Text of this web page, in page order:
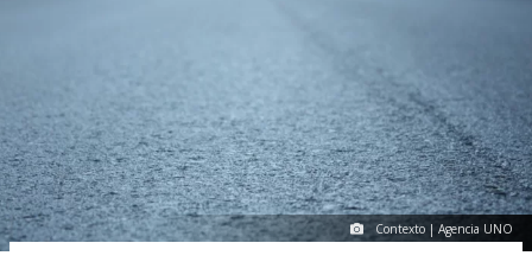
Contexto | Agencia UNO